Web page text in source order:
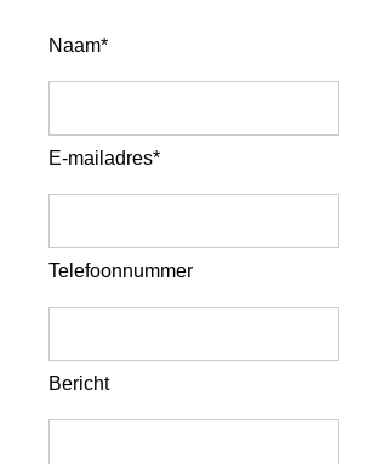
Naam*
E-mailadres*
Telefoonnummer
Bericht